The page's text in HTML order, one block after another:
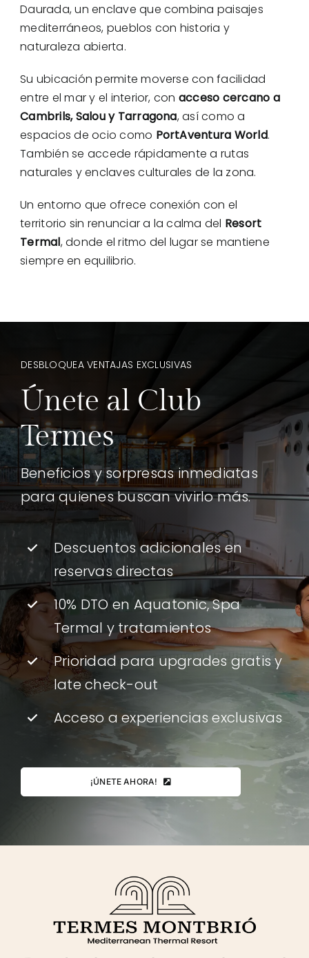
Daurada, un enclave que combina paisajes
mediterráneos, pueblos con historia y
naturaleza abierta.
Su ubicación permite moverse con facilidad
entre el mar y el interior, con acceso cercano a
Cambrils, Salou y Tarragona, así como a
espacios de ocio como PortAventura World.
También se accede rápidamente a rutas
naturales y enclaves culturales de la zona.
Un entorno que ofrece conexión con el
territorio sin renunciar a la calma del Resort
Termal, donde el ritmo del lugar se mantiene
siempre en equilibrio.
DESBLOQUEA VENTAJAS EXCLUSIVAS
Únete al Club
Termes
Beneficios y sorpresas inmediatas
para quienes buscan vivirlo más.
Descuentos adicionales en
reservas directas
10% DTO en Aquatonic, Spa
Termal y tratamientos
Prioridad para upgrades gratis y
late check-out
Acceso a experiencias exclusivas
¡ÚNETE AHORA!